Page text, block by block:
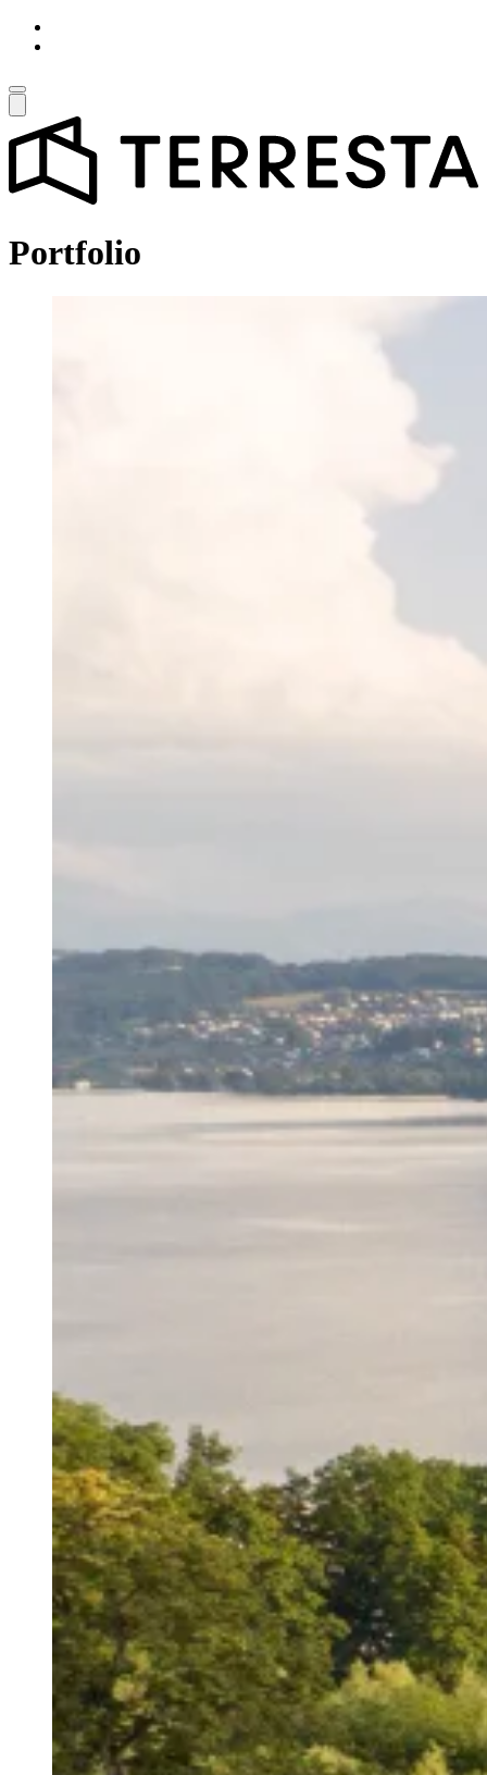
Portfolio